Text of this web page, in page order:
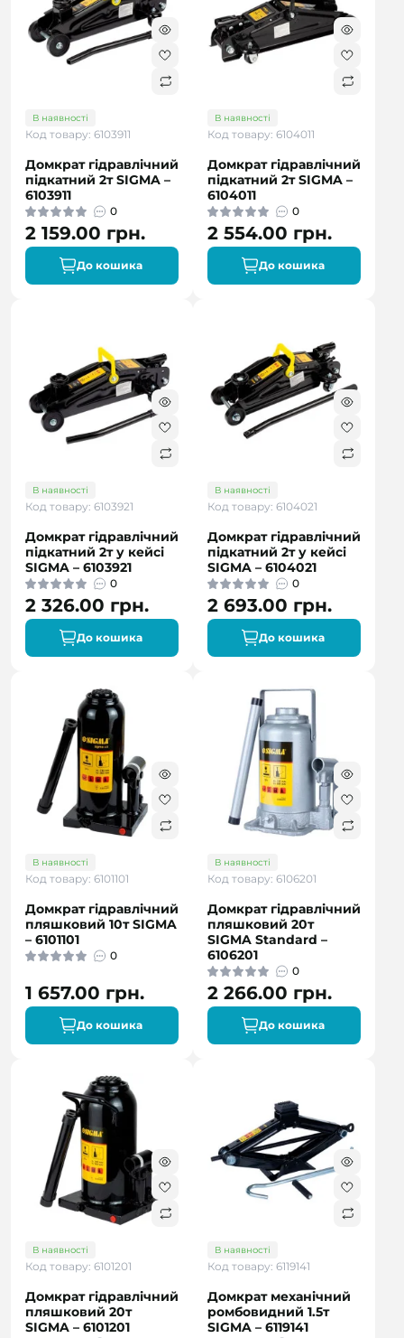
В наявності
Код товару: 6103911
Домкрат гідравлічний
підкатний 2т SIGMA –
6103911
0
2 159.00 грн.
До кошика
В наявності
Код товару: 6104011
Домкрат гідравлічний
підкатний 2т SIGMA –
6104011
0
2 554.00 грн.
До кошика
В наявності
Код товару: 6103921
Домкрат гідравлічний
підкатний 2т у кейсі
SIGMA – 6103921
0
2 326.00 грн.
До кошика
В наявності
Код товару: 6104021
Домкрат гідравлічний
підкатний 2т у кейсі
SIGMA – 6104021
0
2 693.00 грн.
До кошика
В наявності
Код товару: 6101101
Домкрат гідравлічний
пляшковий 10т SIGMA
– 6101101
0
1 657.00 грн.
До кошика
В наявності
Код товару: 6106201
Домкрат гідравлічний
пляшковий 20т
SIGMA Standard –
6106201
0
2 266.00 грн.
До кошика
В наявності
Код товару: 6101201
Домкрат гідравлічний
пляшковий 20т
SIGMA – 6101201
В наявності
Код товару: 6119141
Домкрат механічний
ромбовидний 1.5т
SIGMA – 6119141